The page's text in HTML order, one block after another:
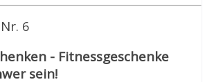
6
- Fitnessgeschenke
sein!